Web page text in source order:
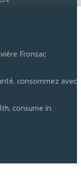
Fronsac
consommez avec
consume in